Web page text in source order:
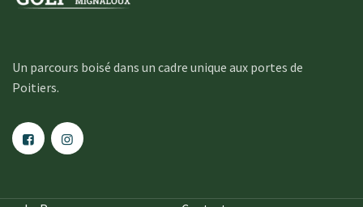
Un parcours boisé dans un cadre unique aux portes de
Poitiers.